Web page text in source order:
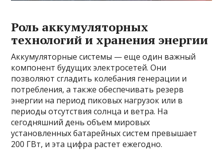
Роль аккумуляторных
технологий и хранения энергии
Аккумуляторные системы — еще один важный
компонент будущих электросетей. Они
позволяют сгладить колебания генерации и
потребления, а также обеспечивать резерв
энергии на период пиковых нагрузок или в
периоды отсутствия солнца и ветра. На
сегодняшний день объем мировых
установленных батарейных систем превышает
200 ГВт, и эта цифра растет ежегодно.